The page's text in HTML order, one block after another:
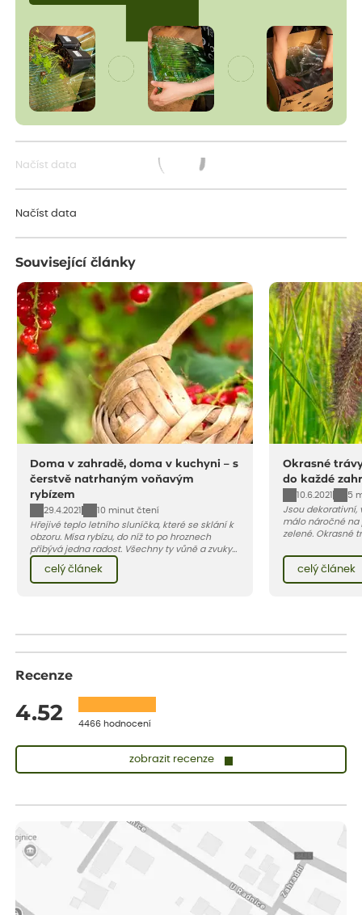
Načíst data
Načíst data
Související články
Doma v zahradě, doma v kuchyni – s
čerstvě natrhaným voňavým
rybízem
29.4.2021
10 minut čtení
Hřejivé teplo letního sluníčka, které se sklání k
obzoru. Mísa rybízu, do níž to po hroznech
přibývá jedna radost. Všechny ty vůně a zvuky
červencové zahrady. Sklizeň rybízu do kuchyně
vnese neuvěřitelný klid a radost. A taky trochu
bezstarostnosti dětství při mlsání babiččina
celý článek
Okrasné
do každé
10.6.2021
5
Jsou dekorativní,
málo náročné na
zelené. Okrasné
jedna z
celý článek
Recenze
4.52 4466 hodnocení
zobrazit recenze
Vše v pořádku, jsem spokojena.
ověřený nákup dnes
Rostlina mi přišla v dobrém stavu, jsem spokojená.
Zuzana